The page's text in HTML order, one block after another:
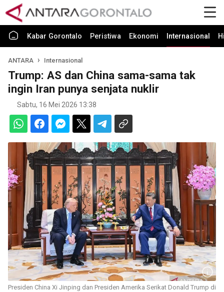
Kabar Gorontalo Peristiwa Ekonomi Internasional
ANTARA Internasional
Trump: AS dan China sama-sama tak
ingin Iran punya senjata nuklir
Sabtu, 16 Mei 2026 13:38
Presiden China Xi Jinping dan Presiden Amerika Serikat Donald Trump di